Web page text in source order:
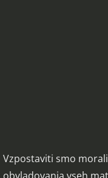
Vzpostaviti smo